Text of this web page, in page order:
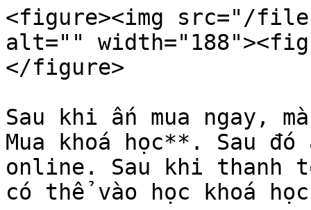
<figure><img src="/
alt=""
</figure>
Sau khi ấn mua ngay,
Mua khoá học**. Sau
online. Sau khi thanh
có thể vào học khoá